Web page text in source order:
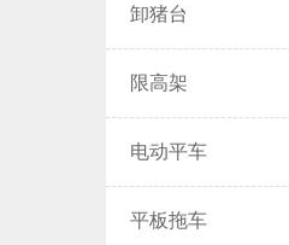
卸猪台
限高架
电动平车
平板拖车